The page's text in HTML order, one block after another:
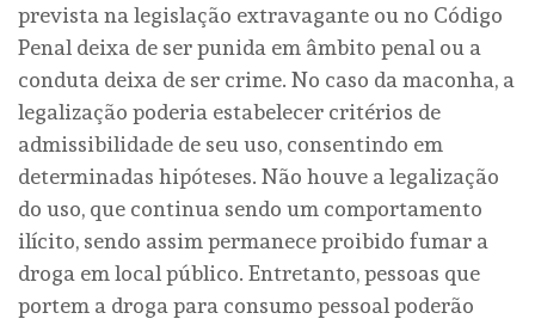
prevista na legislação extravagante ou no Código
Penal deixa de ser punida em âmbito penal ou a
conduta deixa de ser crime. No caso da maconha, a
legalização poderia estabelecer critérios de
admissibilidade de seu uso, consentindo em
determinadas hipóteses. Não houve a legalização
do uso, que continua sendo um comportamento
ilícito, sendo assim permanece proibido fumar a
droga em local público. Entretanto, pessoas que
portem a droga para consumo pessoal poderão